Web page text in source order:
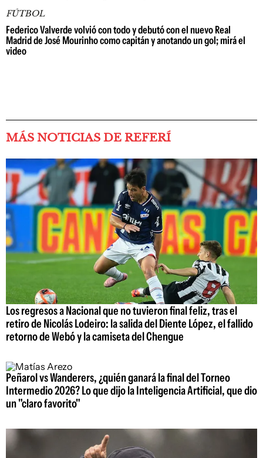
FÚTBOL
Federico Valverde volvió con todo y debutó con el nuevo Real
Madrid de José Mourinho como capitán y anotando un gol; mirá el
video
MÁS NOTICIAS DE REFERÍ
Los regresos a Nacional que no tuvieron final feliz, tras el
retiro de Nicolás Lodeiro: la salida del Diente López, el fallido
retorno de Webó y la camiseta del Chengue
Peñarol vs Wanderers, ¿quién ganará la final del Torneo
Intermedio 2026? Lo que dijo la Inteligencia Artificial, que dio
un "claro favorito"